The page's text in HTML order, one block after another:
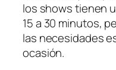
⁢los shows tienen
15 ​a 30 minutos,
‌las necesidades
ocasión.